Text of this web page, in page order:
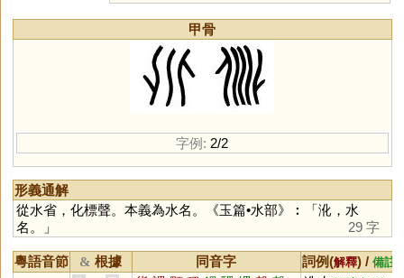
甲骨
字例: 2/2
形義通解
從水省，化標聲。本義為水名。《玉篇•水部》︰「沎，水
名。」
29 字
粵語音節 & 根據 同音字 詞例(解釋) / 備註